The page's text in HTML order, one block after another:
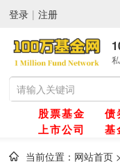
登录 | 注册
股票基金 债
上市公司
基
当前位置： 网站首页